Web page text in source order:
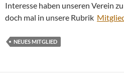
Interesse haben unseren Verein
doch mal in unsere Rubrik
NEUES MITGLIED